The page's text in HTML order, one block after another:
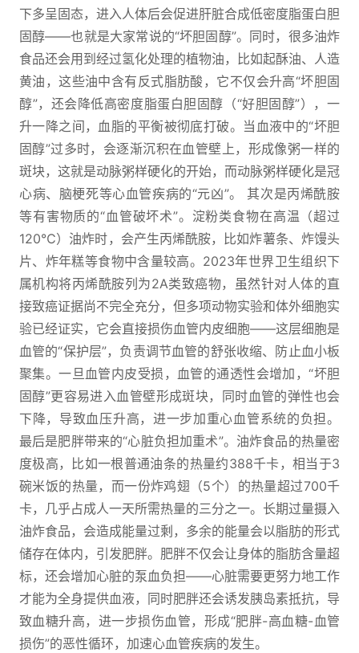
下多呈固态，进入人体后会促进肝脏合成低密度脂蛋白胆
固醇——也就是大家常说的“坏胆固醇”。同时，很多油炸
食品还会用到经过氢化处理的植物油，比如起酥油、人造
黄油，这些油中含有反式脂肪酸，它不仅会升高“坏胆固
醇”，还会降低高密度脂蛋白胆固醇（“好胆固醇”），一
升一降之间，血脂的平衡被彻底打破。当血液中的“坏胆
固醇”过多时，会逐渐沉积在血管壁上，形成像粥一样的
斑块，这就是动脉粥样硬化的开始，而动脉粥样硬化是冠
心病、脑梗死等心血管疾病的“元凶”。 其次是丙烯酰胺
等有害物质的“血管破坏术”。淀粉类食物在高温（超过
120℃）油炸时，会产生丙烯酰胺，比如炸薯条、炸馒头
片、炸年糕等食物中含量较高。2023年世界卫生组织下
属机构将丙烯酰胺列为2A类致癌物，虽然针对人体的直
接致癌证据尚不完全充分，但多项动物实验和体外细胞实
验已经证实，它会直接损伤血管内皮细胞——这层细胞是
血管的“保护层”，负责调节血管的舒张收缩、防止血小板
聚集。一旦血管内皮受损，血管的通透性会增加，“坏胆
固醇”更容易进入血管壁形成斑块，同时血管的弹性也会
下降，导致血压升高，进一步加重心血管系统的负担。
最后是肥胖带来的“心脏负担加重术”。油炸食品的热量密
度极高，比如一根普通油条的热量约388千卡，相当于3
碗米饭的热量，而一份炸鸡翅（5个）的热量超过700千
卡，几乎占成人一天所需热量的三分之一。长期过量摄入
油炸食品，会造成能量过剩，多余的能量会以脂肪的形式
储存在体内，引发肥胖。肥胖不仅会让身体的脂肪含量超
标，还会增加心脏的泵血负担——心脏需要更努力地工作
才能为全身提供血液，同时肥胖还会诱发胰岛素抵抗，导
致血糖升高，进一步损伤血管，形成“肥胖-高血糖-血管
损伤”的恶性循环，加速心血管疾病的发生。